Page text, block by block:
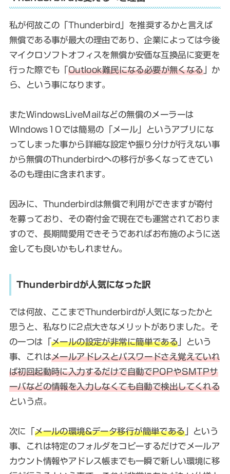
私が何故この「Thunderbird」を推奨するかと言えば
無償である事が最大の理由であり、企業によっては今後
マイクロソフトオフィスを無償か安価な互換品に変更を
行った際でも「Outlook難民になる必要が無くなる」か
ら、という事になります。
またWindowsLiveMailなどの無償のメーラーは
WIndows10では簡易の「メール」というアプリにな
ってしまった事から詳細な設定や振り分けが行えない事
から無償のThunderbirdへの移行が多くなってきてい
るのも理由に含まれます。
因みに、Thunderbirdは無償で利用ができますが寄付
を募っており、その寄付金で現在でも運営されておりま
すので、長期間愛用できそうであればお布施のように送
金しても良いかもしれません。
Thunderbirdが人気になった訳
では何故、ここまでThunderbirdが人気になったかと
思うと、私なりに2点大きなメリットがありました。そ
の一つは「メールの設定が非常に簡単である 」という
事、これはメールアドレスとパスワードさえ覚えていれ
ば初回起動時に入力するだけで自動でPOPやSMTPサ
ーバなどの情報を入力しなくても自動で検出してくれる
という点。
次に「メールの環境&データ移行が簡単である」という
事、これは特定のフォルダをコピーするだけでメールア
カウント情報やアドレス帳までも一瞬で新しい環境に移